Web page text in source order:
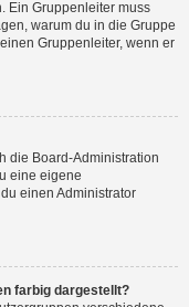
Ein Gruppenleiter muss
warum du in die Gruppe
Gruppenleiter, wenn er
die Board-Administration
eine eigene
einen Administrator
farbig dargestellt?